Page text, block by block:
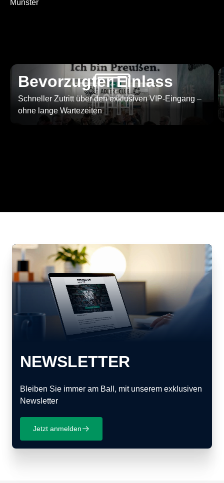
Münster
Bevorzugter Einlass
Schneller Zutritt über den exklusiven VIP-Eingang –
ohne lange Wartezeiten
NEWSLETTER
Bleiben Sie immer am Ball, mit unserem exklusiven
Newsletter
Jetzt anmelden􀄫